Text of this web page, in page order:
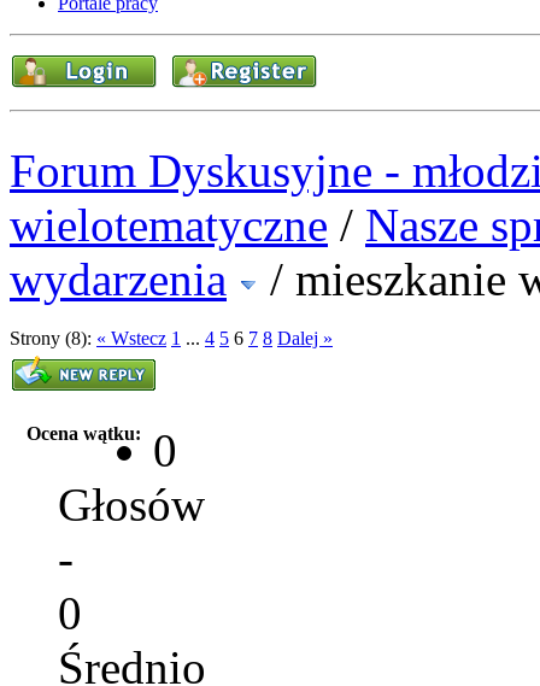
Forum Dyskusyjne -
wielotematyczne / Nasze
wydarzenia
/ mieszkanie
Strony (8): « Wstecz 1 ... 4 5 6 7 8 Dalej »
Ocena wątku:
0
Głosów
-
0
Średnio